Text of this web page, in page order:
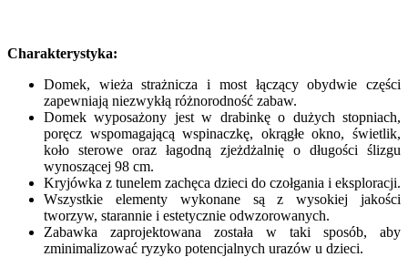
Charakterystyka:
Domek, wieża strażnicza i most łączący obydwie części
zapewniają niezwykłą różnorodność zabaw.
Domek wyposażony jest w drabinkę o dużych stopniach,
poręcz wspomagającą wspinaczkę, okrągłe okno, świetlik,
koło sterowe oraz łagodną zjeżdżalnię o długości ślizgu
wynoszącej 98 cm.
Kryjówka z tunelem zachęca dzieci do czołgania i eksploracji.
Wszystkie elementy wykonane są z wysokiej jakości
tworzyw, starannie i estetycznie odwzorowanych.
Zabawka zaprojektowana została w taki sposób, aby
zminimalizować ryzyko potencjalnych urazów u dzieci.